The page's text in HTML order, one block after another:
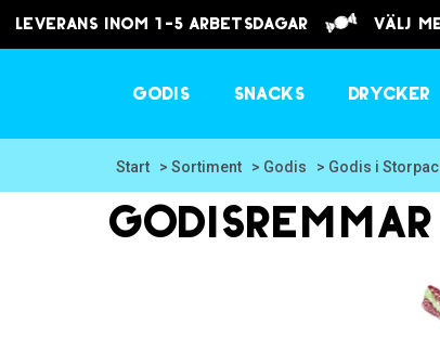
Leverans inom 1-5 arbetsdagar välj
Godis Snacks Drycker
Start > Sortiment > Godis > Godis i
Godisremmar